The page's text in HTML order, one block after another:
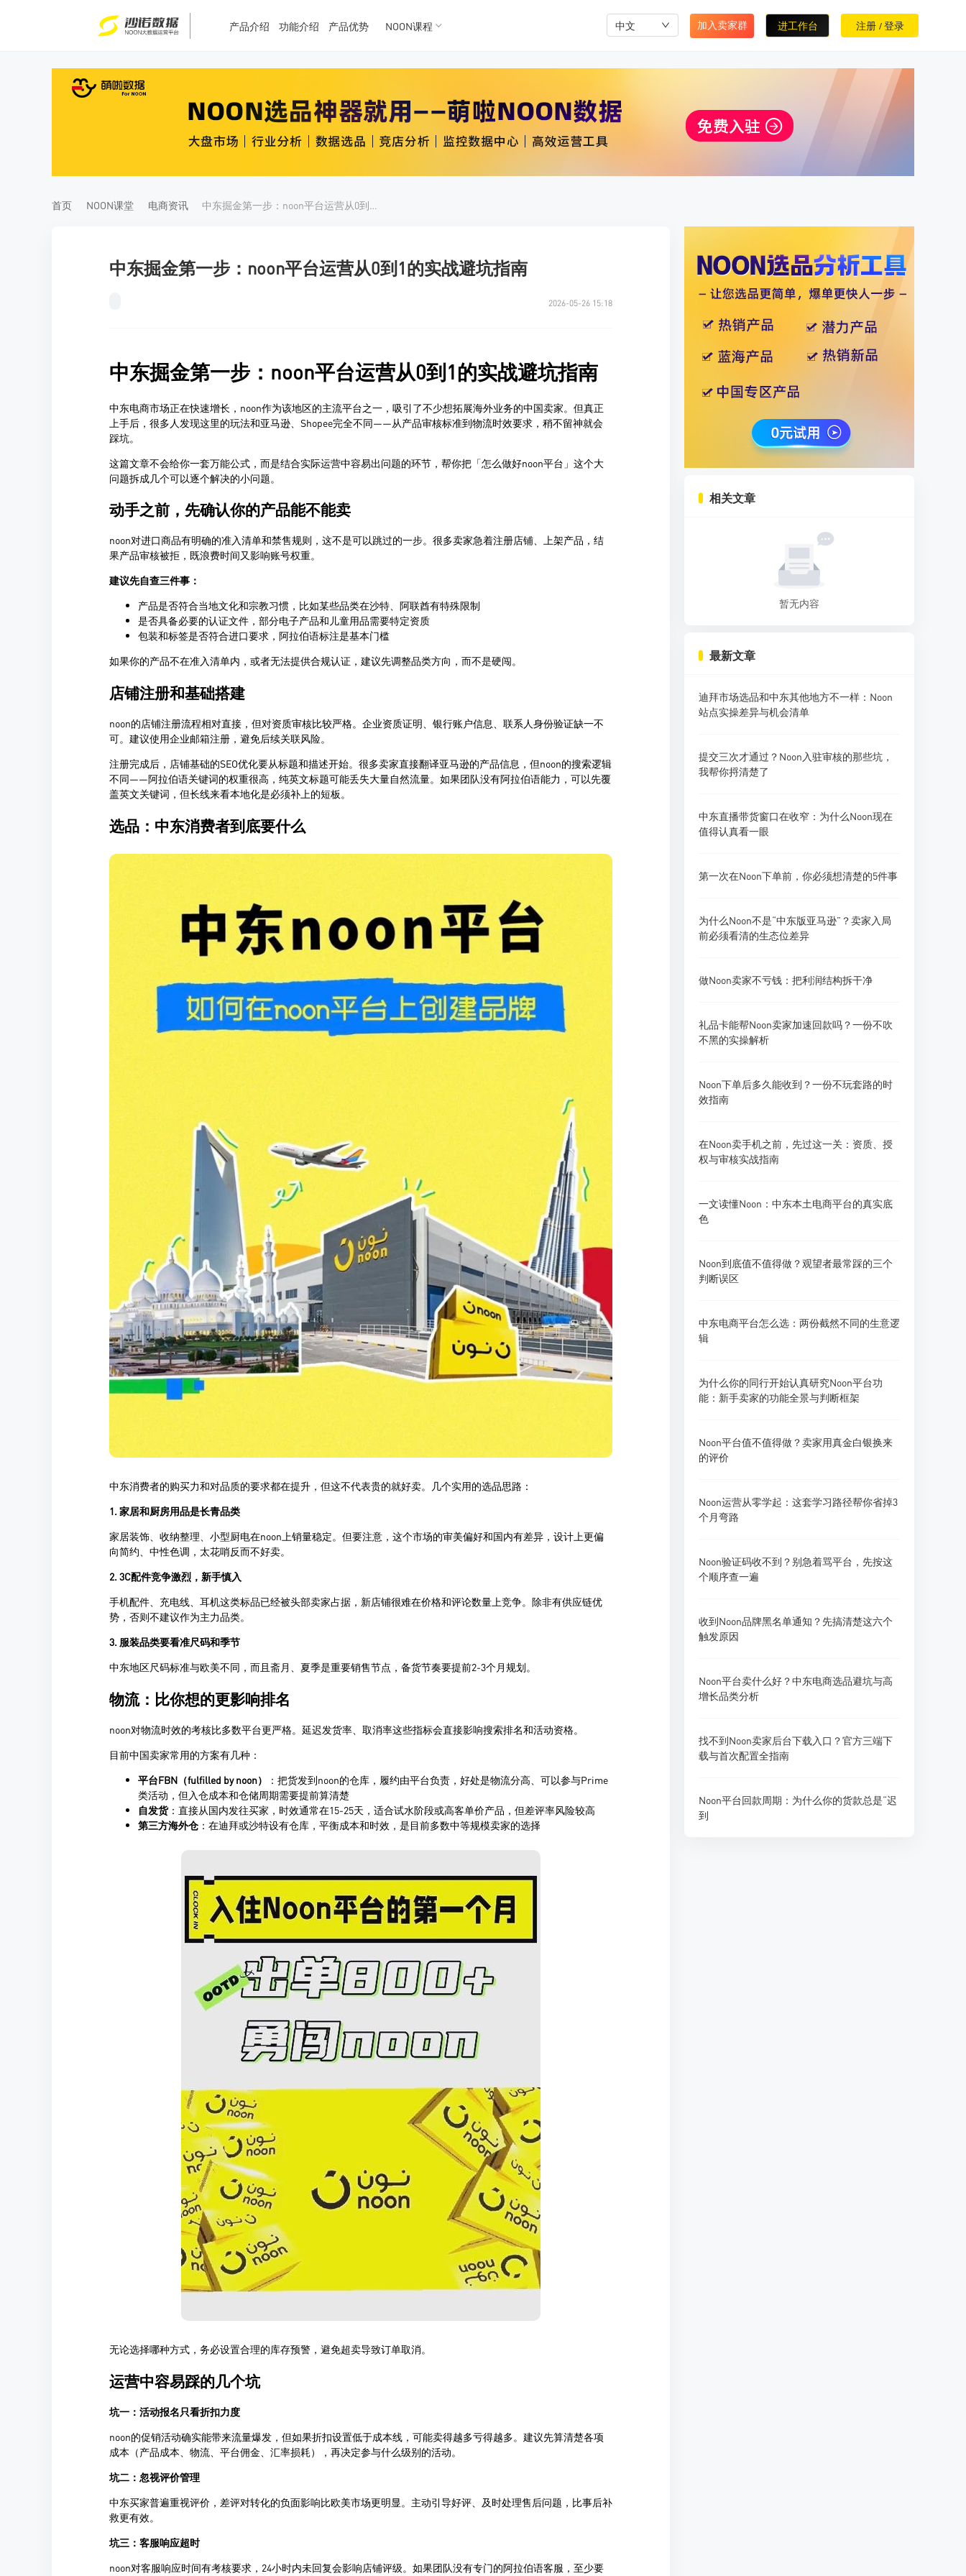
TK数据
TK数据
产品介绍 功能介绍 产品优势 NOON课程 中文 加入卖家群 进工作台 注册 /登录
首页 NOON课堂 电商资讯 中东掘金第一步：noon平台运营从0到1的实战避坑指南
中东掘金第一步：noon平台运营从0到1的实战避坑指南
2026-05-26 15:18
相关文章
暂无内容
最新文章
迪拜市场选品和中东其他地方不一样：Noon
站点实操差异与机会清单
提交三次才通过？Noon入驻审核的那些坑，
我帮你捋清楚了
中东直播带货窗口在收窄：为什么Noon现在
值得认真看一眼
第一次在Noon下单前，你必须想清楚的5件事
为什么Noon不是“中东版亚马逊”？卖家入局
前必须看清的生态位差异
做Noon卖家不亏钱：把利润结构拆干净
礼品卡能帮Noon卖家加速回款吗？一份不吹
不黑的实操解析
Noon下单后多久能收到？一份不玩套路的时
效指南
在Noon卖手机之前，先过这一关：资质、授
权与审核实战指南
一文读懂Noon：中东本土电商平台的真实底
色
Noon到底值不值得做？观望者最常踩的三个
判断误区
中东电商平台怎么选：两份截然不同的生意逻
辑
为什么你的同行开始认真研究Noon平台功
能：新手卖家的功能全景与判断框架
Noon平台值不值得做？卖家用真金白银换来
的评价
Noon运营从零学起：这套学习路径帮你省掉3
个月弯路
Noon验证码收不到？别急着骂平台，先按这
个顺序查一遍
收到Noon品牌黑名单通知？先搞清楚这六个
触发原因
Noon平台卖什么好？中东电商选品避坑与高
增长品类分析
找不到Noon卖家后台下载入口？官方三端下
载与首次配置全指南
Noon平台回款周期：为什么你的货款总是“迟
到